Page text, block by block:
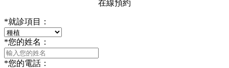
在線預約
*就診項目：
*您的姓名：
*您的電話：